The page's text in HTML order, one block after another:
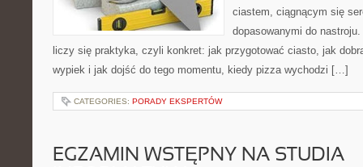
ciastem, ciągnącym się
dopasowanymi do
liczy się praktyka, czyli konkret: jak przygotować ciasto, jak
wypiek i jak dojść do tego momentu, kiedy pizza wychodzi […]
CATEGORIES: PORADY EKSPERTÓW
EGZAMIN WSTĘPNY NA STUDIA –